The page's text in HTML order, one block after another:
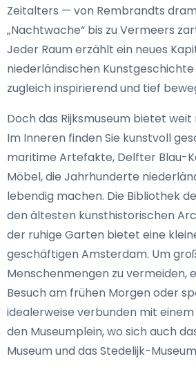
Zeitalters — von Rembrandts
„Nachtwache“ bis zu Vermeers
Jeder Raum erzählt ein neues
niederländischen Kunstgeschichte
zugleich inspirierend und tief
Doch das Rijksmuseum bietet
Im Inneren finden Sie kunstvoll
maritime Artefakte, Delfter Blau-
Möbel, die Jahrhunderte
lebendig machen. Die Bibliothek
den ältesten kunsthistorischen
der ruhige Garten bietet eine
geschäftigen Amsterdam. Um
Menschenmengen zu vermeiden,
Besuch am frühen Morgen oder
idealerweise verbunden mit
den Museumplein, wo sich auch
Museum und das Stedelijk-